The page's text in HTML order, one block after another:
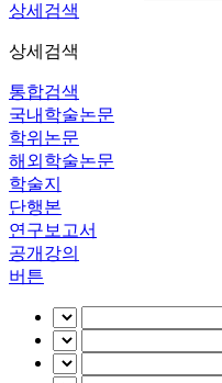
상세검색
상세검색
통합검색
국내학술논문
학위논문
해외학술논문
학술지
단행본
연구보고서
공개강의
버튼